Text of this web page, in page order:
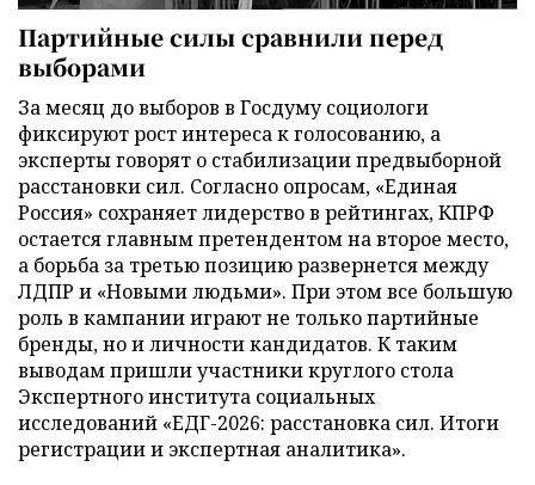
Партийные силы сравнили перед
выборами
За месяц до выборов в Госдуму социологи
фиксируют рост интереса к голосованию, а
эксперты говорят о стабилизации предвыборной
расстановки сил. Согласно опросам, «Единая
Россия» сохраняет лидерство в рейтингах, КПРФ
остается главным претендентом на второе место,
а борьба за третью позицию развернется между
ЛДПР и «Новыми людьми». При этом все большую
роль в кампании играют не только партийные
бренды, но и личности кандидатов. К таким
выводам пришли участники круглого стола
Экспертного института социальных
исследований «ЕДГ-2026: расстановка сил. Итоги
регистрации и экспертная аналитика».